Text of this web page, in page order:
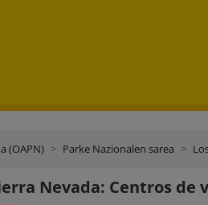
(OAPN) Parke Nazionalen sarea
Nevada: Centros